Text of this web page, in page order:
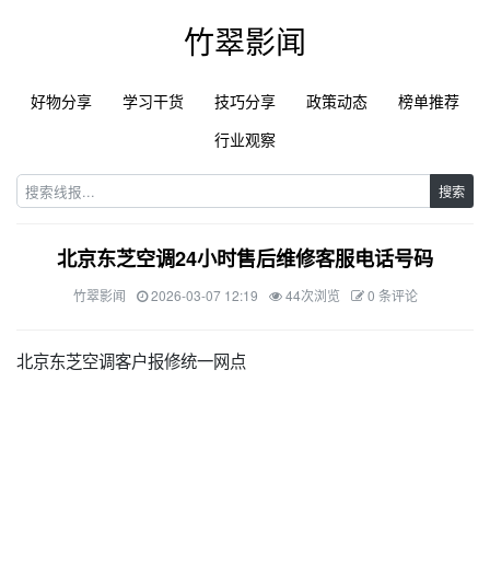
竹翠影闻
好物分享 学习干货 技巧分享 政策动态
榜单推荐
行业观察
搜索
北京东芝空调24小时售后维修客服电话号码
竹翠影闻 2026-03-07 12:19 44次浏览 0 条评论
北京东芝空调客户报修统一网点